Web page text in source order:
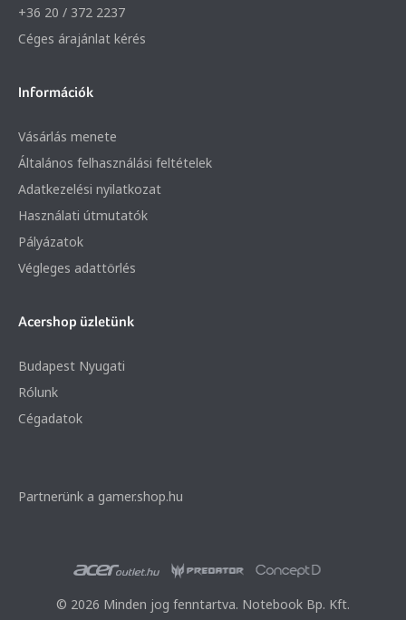
+36 20 / 372 2237
Céges árajánlat kérés
Információk
Vásárlás menete
Általános felhasználási feltételek
Adatkezelési nyilatkozat
Használati útmutatók
Pályázatok
Végleges adattörlés
Acershop üzletünk
Budapest Nyugati
Rólunk
Cégadatok
Partnerünk a gamer.shop.hu
© 2026 Minden jog fenntartva. Notebook Bp. Kft.